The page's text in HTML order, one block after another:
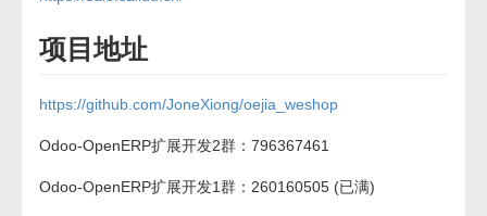
项目地址
https://github.com/JoneXiong/oejia_weshop
Odoo-OpenERP扩展开发2群：796367461
Odoo-OpenERP扩展开发1群：260160505 (已满)